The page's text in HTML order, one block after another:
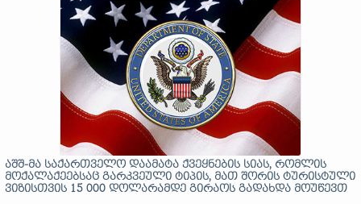
აშშ-მა საქართველო დაამატა ქვეყნების სიას, რომლის
მოქალაქეებსაც გარკვეული ტიპის, მათ შორის ტურისტული
ვიზისთვის 15 000 დოლარამდე გირაოს გადახდა მოუწევთ